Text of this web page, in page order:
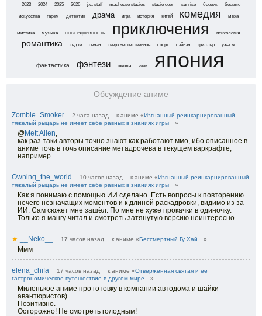
2023
2024 2025 2026 j.c. staff madhouse studios studio deen sunrise боевик
боевые
искусства
гарем детектив драма игра история китай комедия меха
мистика музыка повседневность приключения психология
романтика сёдзё сёнэн сверхъестественное спорт сэйнэн триллер ужасы
фантастика фэнтези школа эччи япония
Обсуждение аниме
Zombie_Smoker 2 часа назад к аниме «Изгнанный реинкарнированный
тяжёлый рыцарь не имеет себе равных в знаниях игры
»
@Mett Allen,
как раз таки авторы точно знают как работают ммо, ибо описанное в
аниме точь в точь описание метадрочева в текущем варкрафте,
например.
Owning_the_world 10 часов назад к аниме «Изгнанный реинкарнированный
тяжёлый рыцарь не имеет себе равных в знаниях игры
»
Как я понимаю с помощью ИИ сделано. Есть вопросы к повторению
нечего незначащих моментов и к длиной раскадровки, видимо из за
ИИ. Сам сюжет мне зашёл. По мне не хуже прокачки в одиночку.
Только я мангу читал и смотреть затянутую версию неинтересно.
★ __Neko__ 17 часов назад к аниме «Бессмертный Гу Хай »
Ммм
elena_chifa 17 часов назад к аниме «Отверженная святая и её
гастрономическое путешествие в другом мире
»
Миленькое аниме про готовку в компании автодома и шайки
авантюристов)
Позитивно.
Осторожно! Не смотреть голодным!